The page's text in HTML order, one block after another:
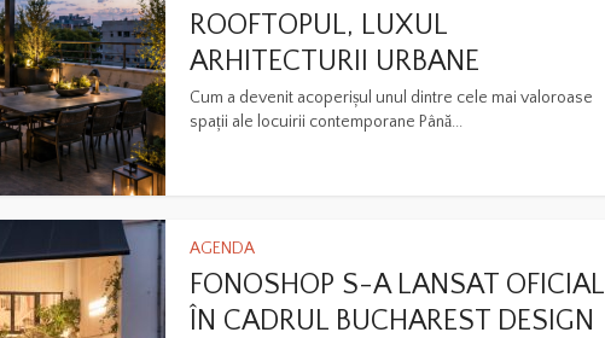
ROOFTOPUL, LUXUL
ARHITECTURII URBANE
Cum a devenit acoperișul unul dintre cele mai valoroase
spații ale locuirii contemporane Până...
AGENDA
FONOSHOP S-A LANSAT OFICIAL
ÎN CADRUL BUCHAREST DESIGN